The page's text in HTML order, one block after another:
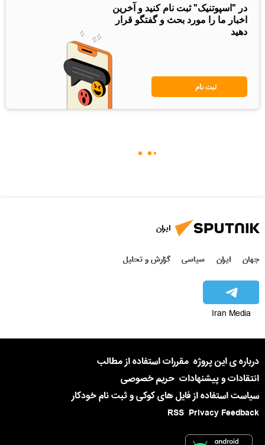
در "اسپوتنیک" ثبت نام کنید و آخرین
اخبار ما را مورد بحث و گفتگو قرار
دهید
ثبت نام
ایران
جهان ایران سیاسی گزارش و تحلیل
Iran Media
درباره ی این پروژه مقررات استفاده از مطالب
انتقادات و پیشنهادات حریم خصوصی
سیاست استفاده از فایل های کوکی و ثبت نام خودکار
Privacy Feedback
RSS